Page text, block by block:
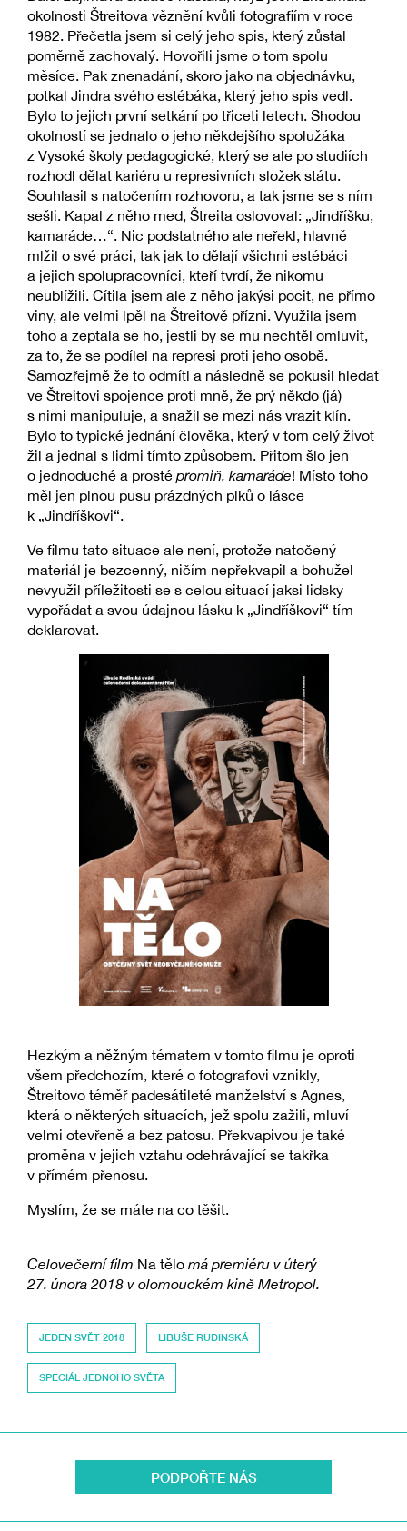
okolnosti Štreitova věznění kvůli fotografiím v roce
1982. Přečetla jsem si celý jeho spis, který zůstal
poměrně zachovalý. Hovořili jsme o tom spolu
měsíce. Pak znenadání, skoro jako na objednávku,
potkal Jindra svého estébáka, který jeho spis vedl.
Bylo to jejich první setkání po třiceti letech. Shodou
okolností se jednalo o jeho někdejšího spolužáka
z Vysoké školy pedagogické, který se ale po studiích
rozhodl dělat kariéru u represivních složek státu.
Souhlasil s natočením rozhovoru, a tak jsme se s ním
sešli. Kapal z něho med, Štreita oslovoval: „Jindříšku,
kamaráde…“. Nic podstatného ale neřekl, hlavně
mlžil o své práci, tak jak to dělají všichni estébáci
a jejich spolupracovníci, kteří tvrdí, že nikomu
neublížili. Cítila jsem ale z něho jakýsi pocit, ne přímo
viny, ale velmi lpěl na Štreitově přízni. Využila jsem
toho a zeptala se ho, jestli by se mu nechtěl omluvit,
za to, že se podílel na represi proti jeho osobě.
Samozřejmě že to odmítl a následně se pokusil hledat
ve Štreitovi spojence proti mně, že prý někdo (já)
s nimi manipuluje, a snažil se mezi nás vrazit klín.
Bylo to typické jednání člověka, který v tom celý život
žil a jednal s lidmi tímto způsobem. Přitom šlo jen
o jednoduché a prosté promiň, kamaráde! Místo toho
měl jen plnou pusu prázdných plků o lásce
k „Jindříškovi“.
Ve filmu tato situace ale není, protože natočený
materiál je bezcenný, ničím nepřekvapil a bohužel
nevyužil příležitosti se s celou situací jaksi lidsky
vypořádat a svou údajnou lásku k „Jindříškovi“ tím
deklarovat.
Hezkým a něžným tématem v tomto filmu je oproti
všem předchozím, které o fotografovi vznikly,
Štreitovo téměř padesátileté manželství s Agnes,
která o některých situacích, jež spolu zažili, mluví
velmi otevřeně a bez patosu. Překvapivou je také
proměna v jejich vztahu odehrávající se takřka
v přímém přenosu.
Myslím, že se máte na co těšit.
Celovečerní film Na tělo má premiéru v úterý
27. února 2018 v olomouckém kině Metropol.
JEDEN SVĚT 2018 LIBUŠE RUDINSKÁ
SPECIÁL JEDNOHO SVĚTA
PODPOŘTE NÁS